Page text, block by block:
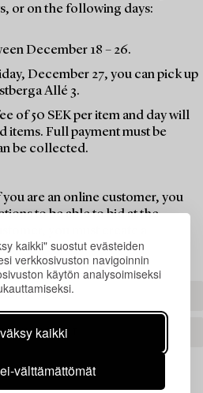
kaikki" suostut evästeiden
verkkosivuston navigoinnin
käytön analysoimiseksi
kaikki
välttämättömät
or on the following days:
December 18 – 26.
December 27, you can pick up
Allé 3.
of 50 SEK per item and day will
Full payment must be
be collected.
are an online customer, you
to be able to bid at the
you must create a
AN ACCOUNT